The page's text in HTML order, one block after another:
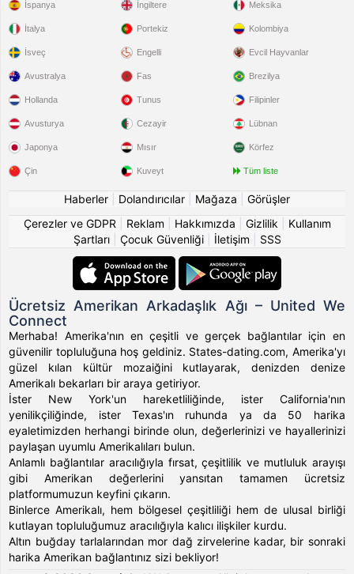
İspanya
İtalya
İsveç
İngiltere
Portekiz
Engelli
Meksika
Kolombiya
Evcil Hayvanlar
Avustralya
Hollanda
Avusturya
Japonya
Çin
Fas
Tunus
Cezayir
Mısır
Kuveyt
Brezilya
Filipinler
Lübnan
Körfez
Tüm liste
Haberler Dolandırıcılar Mağaza
Görüşler
Çerezler ve GDPR
Reklam Hakkımızda Gizlilik
Kullanım
Şartları| Çocuk Güvenliği| İletişim SSS
Ücretsiz Amerikan Arkadaşlık Ağı – United We
Connect
Merhaba! Amerika'nın en çeşitli ve gerçek bağlantılar için en
güvenilir topluluğuna hoş geldiniz. States-dating.com, Amerika'yı
güzel kılan kültür mozaiğini kutlayarak, denizden denize
Amerikalı bekarları bir araya getiriyor.
İster New York'un hareketliliğinde, ister California'nın
yenilikçiliğinde, ister Texas'ın ruhunda ya da 50 harika
eyaletimizden herhangi birinde olun, değerlerinizi ve hayallerinizi
paylaşan uyumlu Amerikalıları bulun.
Anlamlı bağlantılar aracılığıyla fırsat, çeşitlilik ve mutluluk arayışı
gibi Amerikan değerlerini yansıtan tamamen ücretsiz
platformumuzun keyfini çıkarın.
Binlerce Amerikalı, hem bölgesel çeşitliliği hem de ulusal birliği
kutlayan topluluğumuz aracılığıyla kalıcı ilişkiler kurdu.
Altın buğday tarlalarından mor dağ zirvelerine kadar, bir sonraki
harika Amerikan bağlantınız sizi bekliyor!